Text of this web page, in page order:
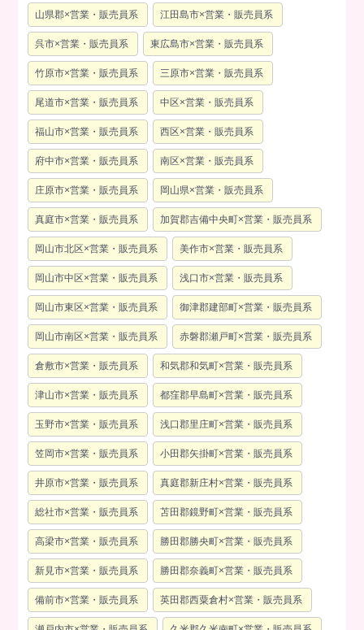
山県郡×営業・販売員系 江田島市×営業・販売員系
呉市×営業・販売員系 東広島市×営業・販売員系
竹原市×営業・販売員系 三原市×営業・販売員系
尾道市×営業・販売員系 中区×営業・販売員系
福山市×営業・販売員系 西区×営業・販売員系
府中市×営業・販売員系 南区×営業・販売員系
庄原市×営業・販売員系 岡山県×営業・販売員系
真庭市×営業・販売員系 加賀郡吉備中央町×営業・販売員系
岡山市北区×営業・販売員系 美作市×営業・販売員系
岡山市中区×営業・販売員系 浅口市×営業・販売員系
岡山市東区×営業・販売員系 御津郡建部町×営業・販売員系
岡山市南区×営業・販売員系 赤磐郡瀬戸町×営業・販売員系
倉敷市×営業・販売員系 和気郡和気町×営業・販売員系
津山市×営業・販売員系 都窪郡早島町×営業・販売員系
玉野市×営業・販売員系 浅口郡里庄町×営業・販売員系
笠岡市×営業・販売員系 小田郡矢掛町×営業・販売員系
井原市×営業・販売員系 真庭郡新庄村×営業・販売員系
総社市×営業・販売員系 苫田郡鏡野町×営業・販売員系
高梁市×営業・販売員系 勝田郡勝央町×営業・販売員系
新見市×営業・販売員系 勝田郡奈義町×営業・販売員系
備前市×営業・販売員系 英田郡西粟倉村×営業・販売員系